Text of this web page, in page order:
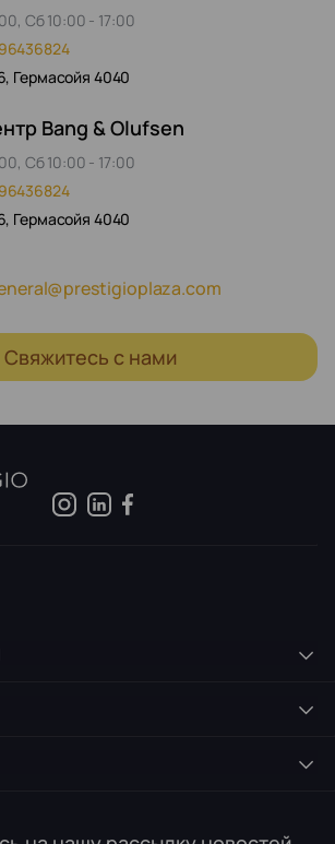
Сб 10:00 - 17:00
Гермасойя 4040
Bang & Olufsen
Сб 10:00 - 17:00
Гермасойя 4040
Свяжитесь с нами